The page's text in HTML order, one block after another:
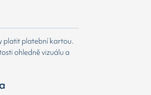
platit platební kartou.
ohledně vizuálu a